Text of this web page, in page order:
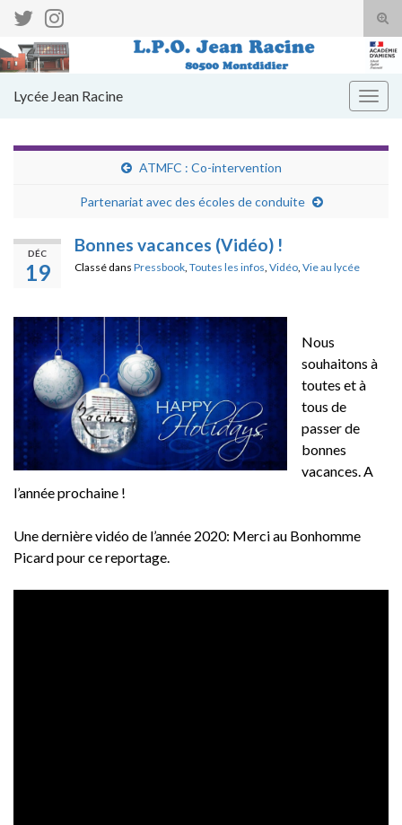
Search for:
Lycée Jean Racine
ATMFC : Co-intervention
Partenariat avec des écoles de conduite
DÉC
19
Bonnes vacances (Vidéo) !
Classé dans Pressbook, Toutes les infos, Vidéo, Vie au lycée
Nous
souhaitons à
toutes et à
tous de
passer de
bonnes
vacances. A
l’année prochaine !
Une dernière vidéo de l’année 2020: Merci au Bonhomme
Picard pour ce reportage.